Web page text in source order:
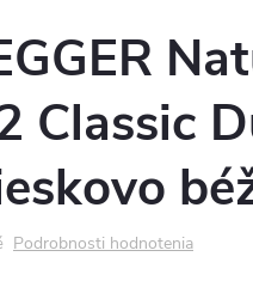
Classic
Podrobnosti hodnotenia